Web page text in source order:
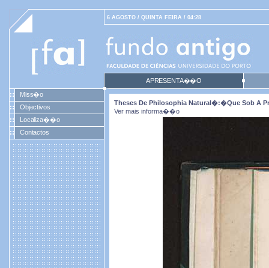
6 AGOSTO / QUINTA FEIRA / 04:28
APRESENTA��O
Miss�o
Objectivos
Localiza��o
Contactos
Theses De Philosophia Natural�:�que Sob A
Ver mais informa��o